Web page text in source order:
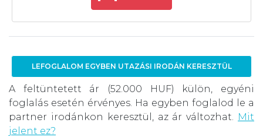
LEFOGLALOM EGYBEN UTAZÁSI IRODÁN KERESZTÜL
A feltüntetett ár (52.000 HUF) külön, egyéni
foglalás esetén érvényes. Ha egyben foglalod le a
partner irodánkon keresztül, az ár változhat. Mit
jelent ez?